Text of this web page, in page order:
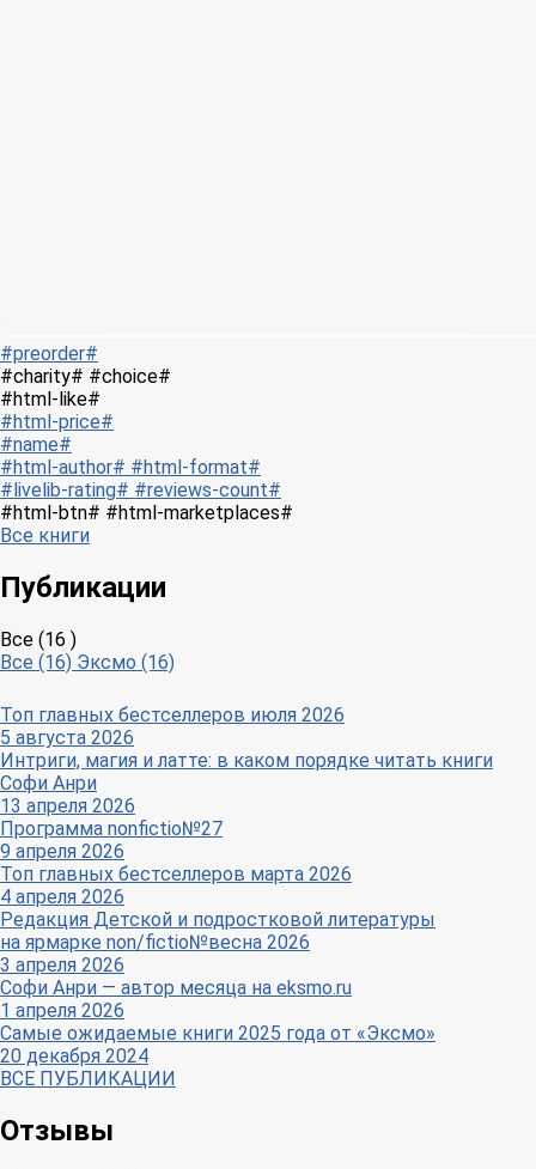
#preorder#
#charity# #choice#
#html-like#
#html-price#
#name#
#html-author# #html-format#
#livelib-rating# #reviews-count#
#html-btn# #html-marketplaces#
Все книги
Публикации
Все (16 )
Все (16) Эксмо (16)
Топ главных бестселлеров июля 2026
5 августа 2026
Интриги, магия и латте: в каком порядке читать книги
Софи Анри
13 апреля 2026
Программа nonfictio№27
9 апреля 2026
Топ главных бестселлеров марта 2026
4 апреля 2026
Редакция Детской и подростковой литературы
на ярмарке non/fictio№весна 2026
3 апреля 2026
Софи Анри — автор месяца на eksmo.ru
1 апреля 2026
Самые ожидаемые книги 2025 года от «Эксмо»
20 декабря 2024
ВСЕ ПУБЛИКАЦИИ
Отзывы